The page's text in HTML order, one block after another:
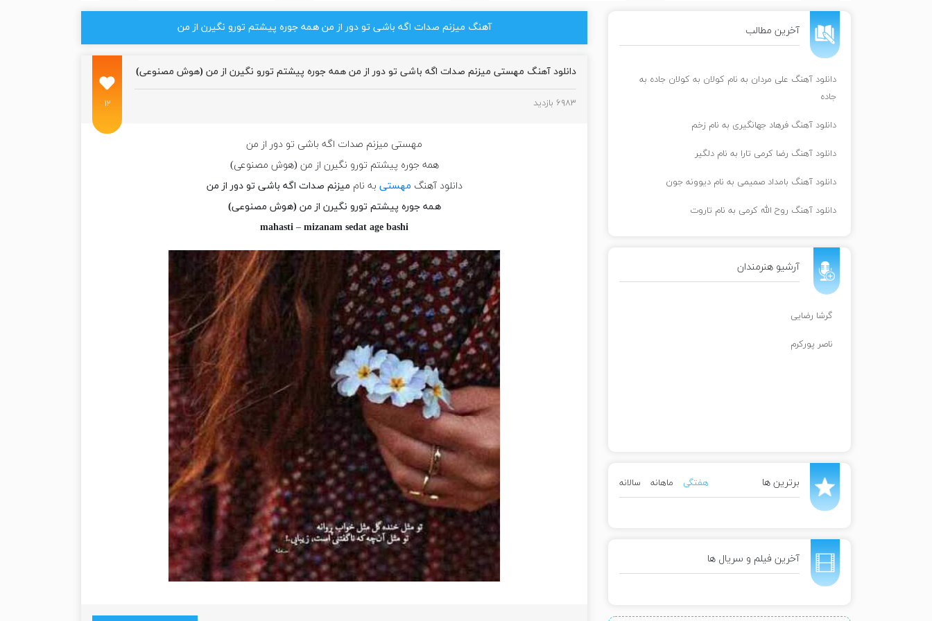
آخرین مطالب
دانلود آهنگ علی مردان به نام کولان به کولان جاده به
جاده
دانلود آهنگ فرهاد جهانگیری به نام زخم
دانلود آهنگ رضا کرمی تارا به نام دلگیر
دانلود آهنگ بامداد صمیمی به نام دیوونه جون
دانلود آهنگ روح الله کرمی به نام تاروت
آرشیو هنرمندان
گرشا رضایی
ناصر پورکرم
برترین ها هفتگی ماهانه سالانه
آخرین فیلم و سریال ها
آهنگ میزنم صدات اگه باشی تو دور از من همه جوره پیشتم تورو نگیرن از من
دانلود آهنگ مهستی میزنم صدات اگه باشی تو دور از من همه جوره پیشتم تورو نگیرن از من (هوش مصنوعی)
۶۹۸۳ بازدید ۱۲
مهستی میزنم صدات اگه باشی تو دور از من
همه جوره پیشتم تورو نگیرن از من (هوش مصنوعی)
دانلود آهنگ مهستی به نام میزنم صدات اگه باشی تو دور از من
همه جوره پیشتم تورو نگیرن از من (هوش مصنوعی)
mahasti – mizanam sedat age bashi